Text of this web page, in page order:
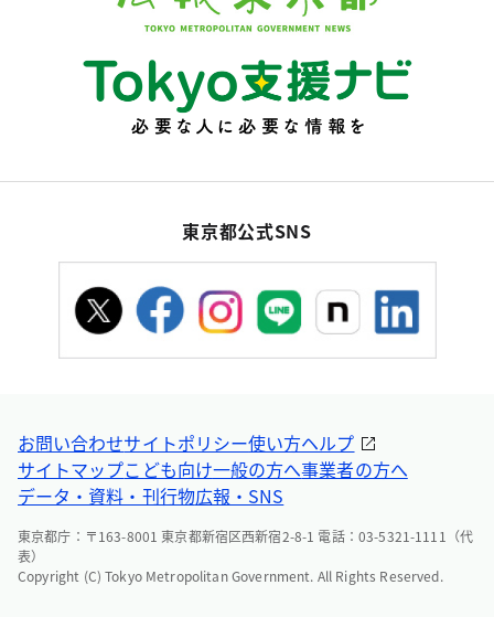
東京都公式SNS
お問い合わせサイトポリシー使い方ヘルプ
サイトマップこども向け一般の方へ事業者の方へ
データ・資料・刊行物広報・SNS
東京都庁：〒163-8001 東京都新宿区西新宿2-8-1 電話：03-5321-1111（代
表）
Copyright (C) Tokyo Metropolitan Government. All Rights Reserved.